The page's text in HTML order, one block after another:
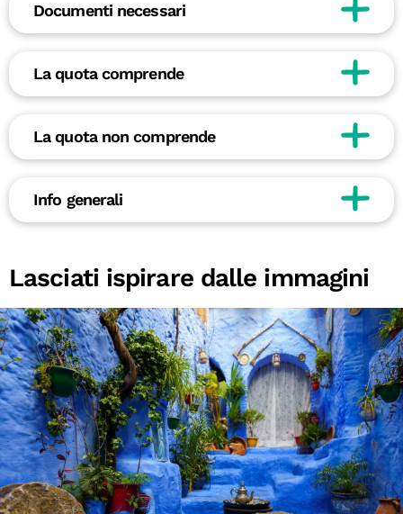
Documenti necessari
La quota comprende
La quota non comprende
Info generali
Lasciati ispirare dalle immagini